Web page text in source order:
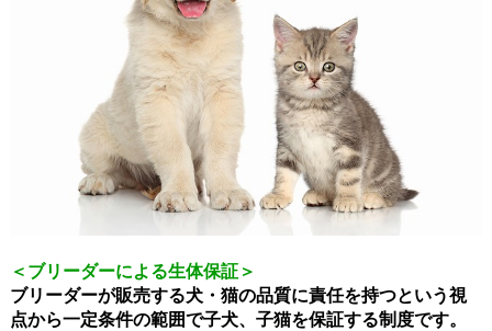
＜ブリーダーによる生体保証＞
ブリーダーが販売する犬・猫の品質に責任を持つという視
点から一定条件の範囲で子犬、子猫を保証する制度です。